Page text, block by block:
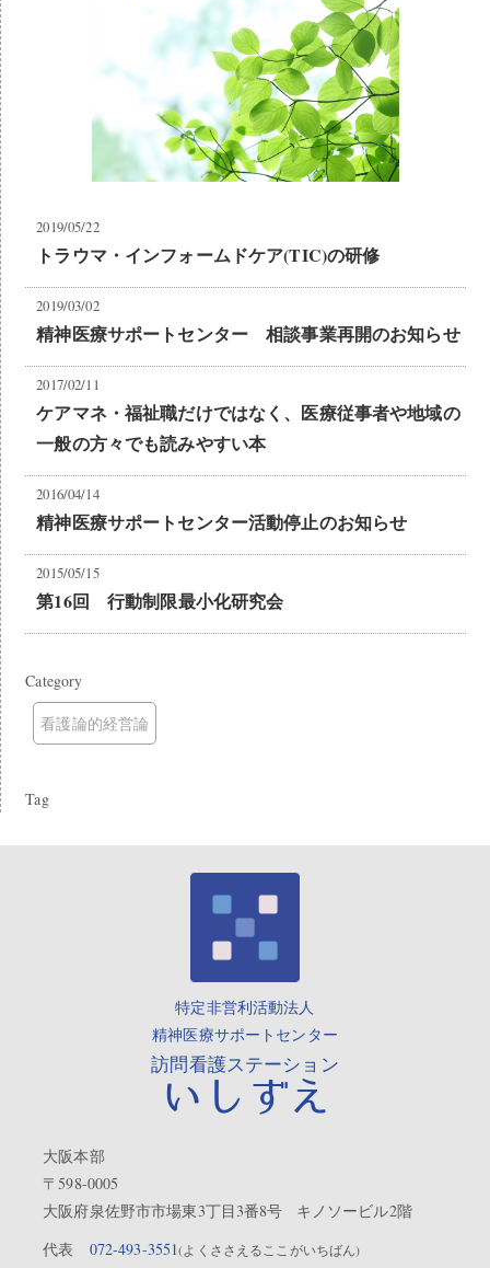
2019/05/22
トラウマ・インフォームドケア(TIC)の研修
2019/03/02
精神医療サポートセンター 相談事業再開のお知らせ
2017/02/11
ケアマネ・福祉職だけではなく、医療従事者や地域の
一般の方々でも読みやすい本
2016/04/14
精神医療サポートセンター活動停止のお知らせ
2015/05/15
第16回 行動制限最小化研究会
Category
看護論的経営論
Tag
特定非営利活動法人
精神医療サポートセンター
訪問看護ステーション
いしずえ
大阪本部
〒598-0005
大阪府泉佐野市市場東3丁目3番8号 キノソービル2階
代表 072-493-3551(よくささえるここがいちばん)